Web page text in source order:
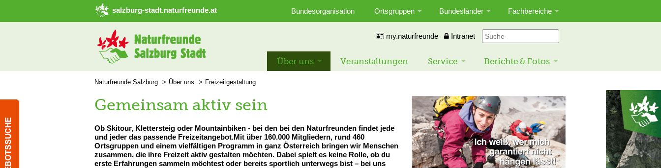
➜ Hauptregion der Seite anspringen
salzburg-stadt.naturfreunde.at Bundesorganisation Ortsgruppen Bundesländer Fachbereiche
my.naturfreunde Intranet
Über uns Veranstaltungen Service Berichte & Fotos
Naturfreunde Salzburg Über uns Freizeitgestaltung
Gemeinsam aktiv sein
Ob Skitour, Klettersteig oder Mountainbiken - bei den bei den Naturfreunden findet jede
und jeder das passende Freizeitangebot.Mit über 160.000 Mitgliedern, rund 460
Ortsgruppen und einem vielfältigen Programm in ganz Österreich bringen wir Menschen
zusammen, die ihre Freizeit aktiv gestalten möchten. Dabei spielt es keine Rolle, ob du
erste Erfahrungen sammeln möchtest oder bereits sportlich unterwegs bist – bei uns